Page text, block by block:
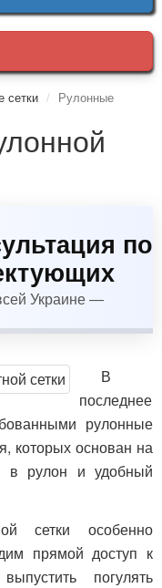
сетки Рулонные
по
Украине —
В
последнее
рулонные
которых основан на
в рулон и удобный
сетки особенно
прямой доступ к
погулять